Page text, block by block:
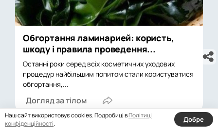
Обгортання ламинарией: користь,
шкоду і правила проведення...
Останні роки серед всіх косметичних уходових
процедур найбільшим попитом стали користуватися
обгортання,...
Догляд за тілом
Наш сайт використовує cookies. Подробиці вПолітиці
конфіденційності. Добре